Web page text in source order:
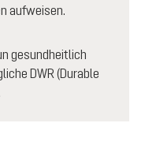
aufweisen.
gesundheitlich
DWR (Durable